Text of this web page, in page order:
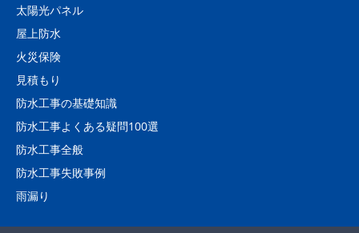
太陽光パネル
屋上防水
火災保険
見積もり
防水工事の基礎知識
防水工事よくある疑問100選
防水工事全般
防水工事失敗事例
雨漏り